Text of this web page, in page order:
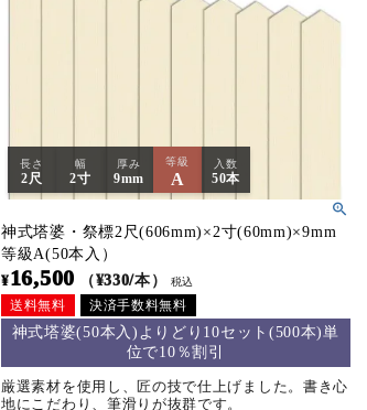
長さ
2尺
幅
2寸
厚み
9mm
等級
A
入数
50本
神式塔婆・祭標2尺(606mm)×2寸(60mm)×9mm
等級A(50本入）
¥16,500 （¥330/本） 税込
送料無料 決済手数料無料
神式塔婆(50本入)よりどり10セット(500本)単
位で10％割引
厳選素材を使用し、匠の技で仕上げました。書き心
地にこだわり、筆滑りが抜群です。